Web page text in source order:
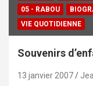
05 - RABOU
VIE QUOTIDIENNE
Souvenirs
13 janvier 2007